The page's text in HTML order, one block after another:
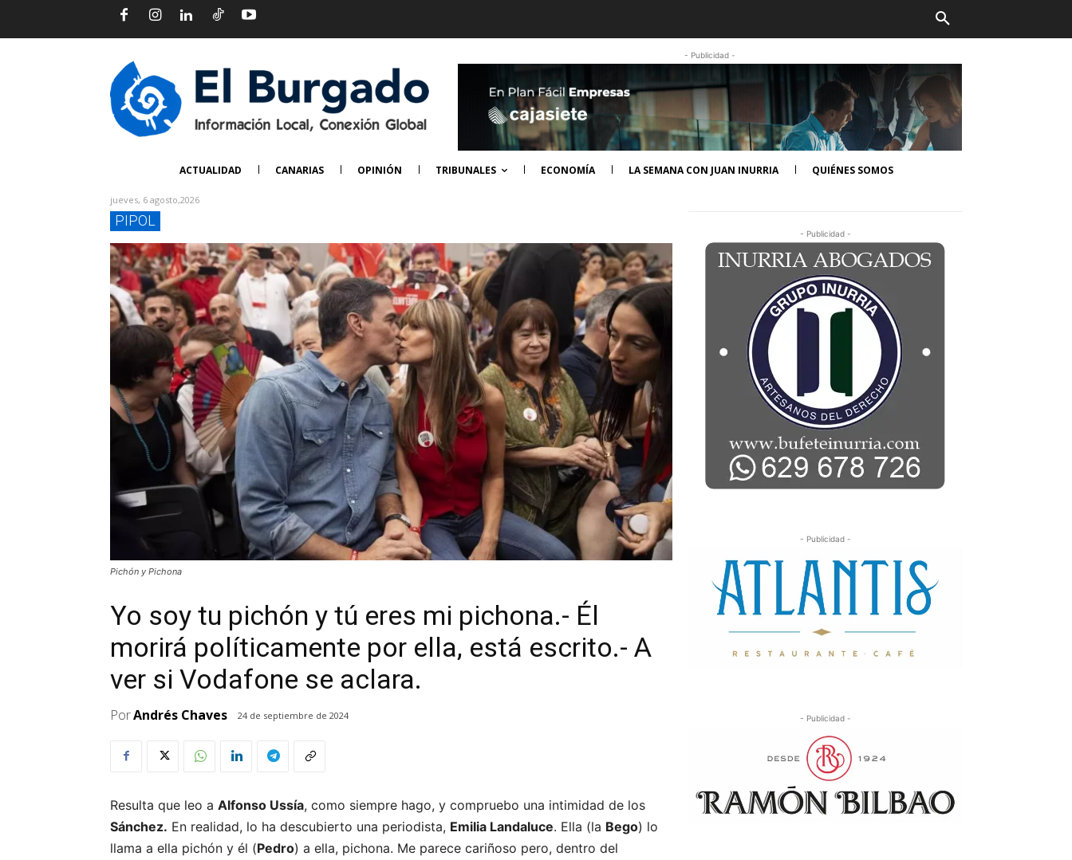
- Publicidad -
ACTUALIDAD CANARIAS OPINIÓN TRIBUNALES ECONOMÍA LA SEMANA CON JUAN INURRIA QUIÉNES SOMOS
jueves, 6 agosto,2026
PIPOL
Pichón y Pichona
Yo soy tu pichón y tú eres mi pichona.- Él
morirá políticamente por ella, está escrito.- A
ver si Vodafone se aclara.
PorAndrés Chaves 24 de septiembre de 2024
Resulta que leo a Alfonso Ussía, como siempre hago, y compruebo una intimidad de los
Sánchez. En realidad, lo ha descubierto una periodista, Emilia Landaluce. Ella (la Bego) lo
llama a ella pichón y él (Pedro) a ella, pichona. Me parece cariñoso pero, dentro del
- Publicidad -
- Publicidad -
- Publicidad -